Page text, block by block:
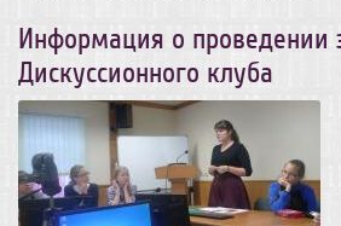
Информация о проведении
Дискуссионного клуба